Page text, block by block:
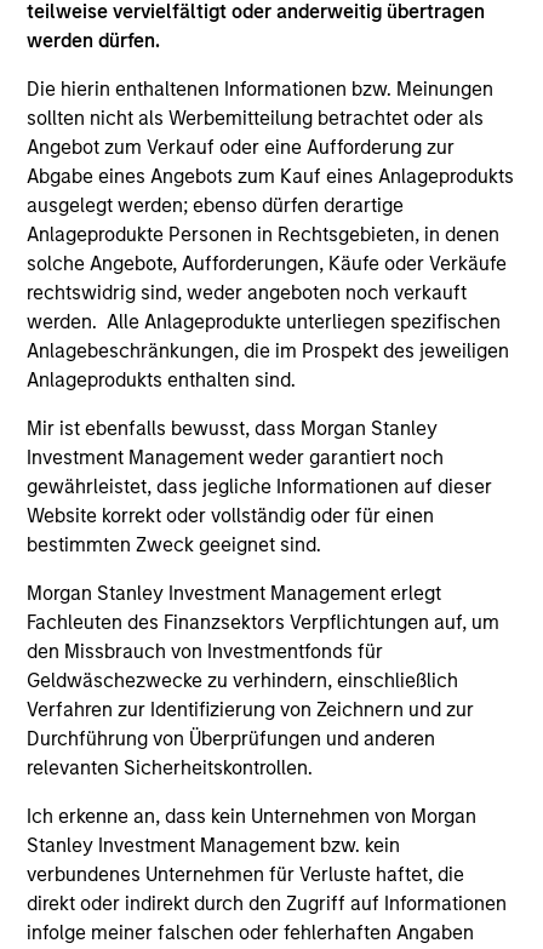
teilweise vervielfältigt oder anderweitig übertragen
werden dürfen.
Die hierin enthaltenen Informationen bzw. Meinungen
sollten nicht als Werbemitteilung betrachtet oder als
Angebot zum Verkauf oder eine Aufforderung zur
Abgabe eines Angebots zum Kauf eines Anlageprodukts
ausgelegt werden; ebenso dürfen derartige
Anlageprodukte Personen in Rechtsgebieten, in denen
solche Angebote, Aufforderungen, Käufe oder Verkäufe
rechtswidrig sind, weder angeboten noch verkauft
werden. Alle Anlageprodukte unterliegen spezifischen
Anlagebeschränkungen, die im Prospekt des jeweiligen
Anlageprodukts enthalten sind.
Mir ist ebenfalls bewusst, dass Morgan Stanley
Investment Management weder garantiert noch
gewährleistet, dass jegliche Informationen auf dieser
Website korrekt oder vollständig oder für einen
bestimmten Zweck geeignet sind.
Morgan Stanley Investment Management erlegt
Fachleuten des Finanzsektors Verpflichtungen auf, um
den Missbrauch von Investmentfonds für
Geldwäschezwecke zu verhindern, einschließlich
Verfahren zur Identifizierung von Zeichnern und zur
Durchführung von Überprüfungen und anderen
relevanten Sicherheitskontrollen.
Ich erkenne an, dass kein Unternehmen von Morgan
Stanley Investment Management bzw. kein
verbundenes Unternehmen für Verluste haftet, die
direkt oder indirekt durch den Zugriff auf Informationen
infolge meiner falschen oder fehlerhaften Angaben
und/oder sozialen Themen miteinbeziehen.
Der Wert der Anlagen und der durch diese erzielte
Ertrag unterliegen Schwankungen. Zudem kann
nicht garantiert werden, dass der Fonds seine
Anlageziele erreicht.
Fondsangaben
Preise und Wertentwicklung
Die Wertentwicklung in der Vergangenheit ist kein
verlässlicher Indikator für die künftige
Wertentwicklung. Die Rendite kann infolge von
Währungsschwankungen steigen oder sinken. Alle
Performanceangaben werden auf Basis der
Nettoinventarwerte (NIW) berechnet. Alle
Performance- und Index-Daten stammen von
Morgan Stanley Investment
Management.Bitteklicken Sie hierfür weitere